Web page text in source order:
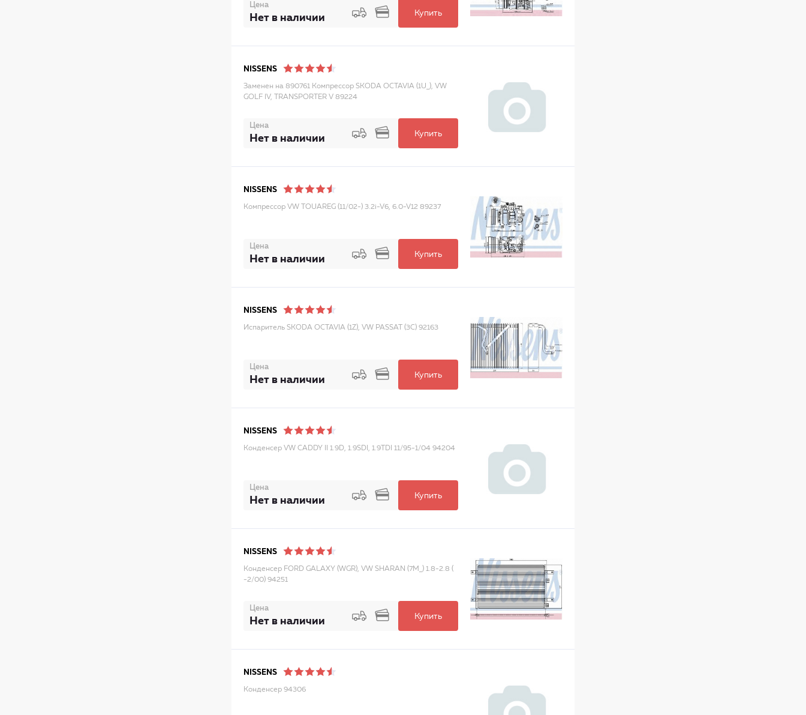
Цена
Нет в наличии Купить
NISSENS
Заменен на 890761 Компрессор SKODA OCTAVIA (1U_), VW
GOLF IV, TRANSPORTER V 89224
Цена
Нет в наличии Купить
NISSENS
Компрессор VW TOUAREG (11/02-) 3.2i-V6, 6.0-V12 89237
Цена
Нет в наличии Купить
NISSENS
Испаритель SKODA OCTAVIA (1Z), VW PASSAT (3C) 92163
Цена
Нет в наличии Купить
NISSENS
Конденсер VW CADDY II 1.9D, 1.9SDI, 1.9TDI 11/95-1/04 94204
Цена
Нет в наличии Купить
NISSENS
Конденсер FORD GALAXY (WGR), VW SHARAN (7M_) 1.8-2.8 (
-2/00) 94251
Цена
Нет в наличии Купить
NISSENS
Конденсер 94306